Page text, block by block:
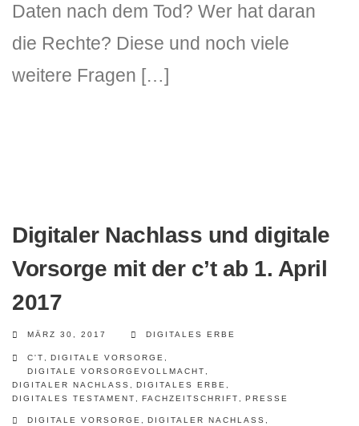
Daten nach dem Tod? Wer hat daran
die Rechte? Diese und noch viele
weitere Fragen […]
Digitaler Nachlass und digitale
Vorsorge mit der c’t ab 1. April
2017
MÄRZ 30, 2017 DIGITALES ERBE
C'T DIGITALE VORSORGE
DIGITALE VORSORGEVOLLMACHT
DIGITALER NACHLASS
DIGITALES ERBE
DIGITALES TESTAMENT
FACHZEITSCHRIFT PRESSE
DIGITALE VORSORGE DIGITALER NACHLASS